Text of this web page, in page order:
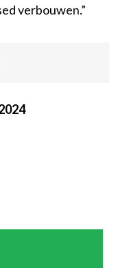
verbouwen.”